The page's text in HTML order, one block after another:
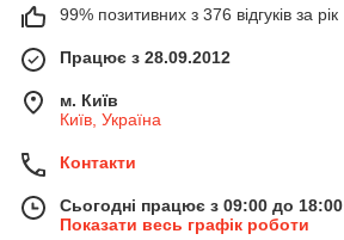
99% позитивних з 376 відгуків за рік
Працює з 28.09.2012
м. Київ
Київ, Україна
Контакти
Сьогодні працює з 09:00 до 18:00
Показати весь графік роботи